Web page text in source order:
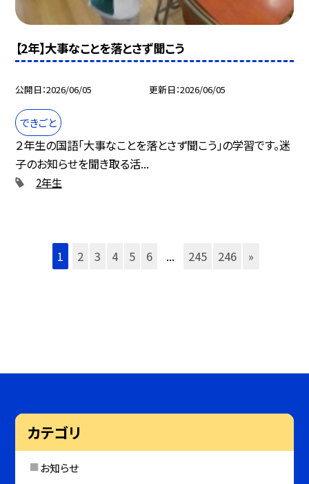
【2年】大事なことを落とさず聞こう
公開日 2026/06/05 更新日 2026/06/05
できごと
２年生の国語「大事なことを落とさず聞こう」の学習です。迷
子のお知らせを聞き取る活...
2年生
1 2 3 4 5 6 ... 245 246 »
カテゴリ
お知らせ